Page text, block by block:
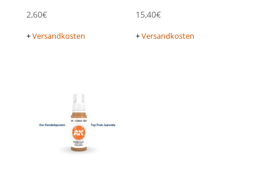
2,60€
+Versandkosten
15,40€
+Versandkosten